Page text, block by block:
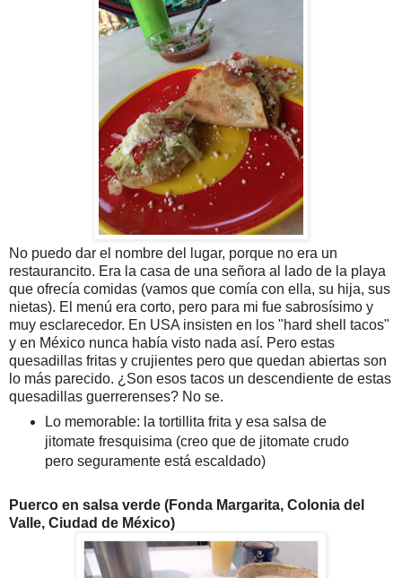
No puedo dar el nombre del lugar, porque no era un
restaurancito. Era la casa de una señora al lado de la playa
que ofrecía comidas (vamos que comía con ella, su hija, sus
nietas). El menú era corto, pero para mi fue sabrosísimo y
muy esclarecedor. En USA insisten en los "hard shell tacos"
y en México nunca había visto nada así. Pero estas
quesadillas fritas y crujientes pero que quedan abiertas son
lo más parecido. ¿Son esos tacos un descendiente de estas
quesadillas guerrerenses? No se.
Lo memorable: la tortillita frita y esa salsa de
jitomate fresquisima (creo que de jitomate crudo
pero seguramente está escaldado)
Puerco en salsa verde (Fonda Margarita, Colonia del
Valle, Ciudad de México)